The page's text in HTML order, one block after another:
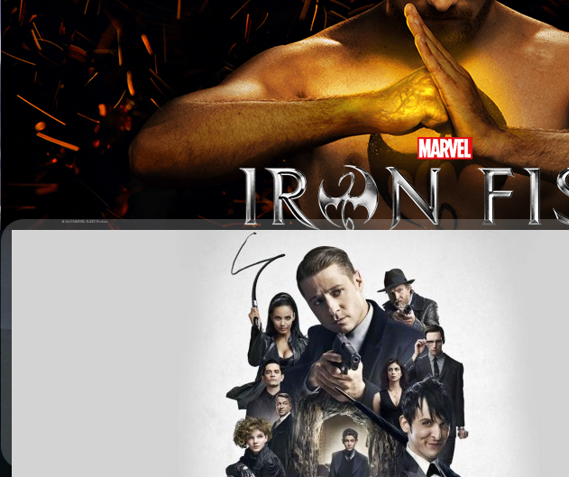
https://www.youtube.com/watch?v=DMlStpZ-MMY สร้างสรรค์โดย: สก็อตต์ บัค (Scott Buck-Dexter,
Rome, Six Feet Under) เหมาะสำหรับ : สาวกซูเปอร์ฮีโรค่ายมาร์เวลและผู้ชื่นชอบหนังหรือซีรีส์ กังฟูแอ็คชัน
ออกอากาศทาง : สตรีมมิ่งซีซันแรกครบ 13 ตอนเมื่อวันที่ 17 มีนาคม 2560 ทาง Netflix หลังหายตัวไปอย่าง
ลึกลับ แดนนี่ แรนด์ (ฟินน์ โจนส์) กลับมานิวยอร์คอีกครั้งเพื่อทวงคืนมรดกของเขาในมือของ วาร์ด มีชุม
(ทอม เพลเฟรย) กับ จอย มีชุม (เจสสิกา สตรูป) หุ้นส่วน แต่สิ่งที่แดนนี่คาดไม่ถึงคือ บริษัท แรนด์ เอ็นเตอร์
ไพรส์ของเขากำลังถูกครอบงำจาก มาดามเกา (ไวชิงโฮ) ผู้นำก๊กหัตถา(The Hand) ศัตรูตัวฉกาจของ เดอะ ดี
เฟนเดอร์ ทำให้แรนด์ต้องรวมพลกับ คอลลีน วิง (เจสสิกา…
Mano Wanawerusit | 3427 days ago
Read More
ผจญภัยเมืองคนบาป..ก่อนมีมนุษย์ค้างคาวใน Gotham ก็อตแธม นครรัตติกาล
สร้างสรรค์โดย : บรูโน เฮลเลอร์ (Bruno Heller- The Mentalist, Rome) ซีรีส์นี้เหมาะสำหรับ :แฟนดีซี
คอมมิค และผู้ชื่นชอบซีรีส์แนวสืบสวน อาชญากรรม และ แฟนตาซี ออกอากาศ : ทางโทรทัศน์ช่อง Fox
และสตรีมมิ่งทาง Iflix และ Netflix ภาพยนตร์ที่เกี่ยวข้อง : Batman Returns (1992), Batman
Forever(1995) และ Batman & Robin(1997) ก็อตแธมไม่มีวันกลับเป็นเหมือนเดิมอีกต่อไป หลังเกิดเหตุ
ฆาตกรรมสะเทือนขวัญ โธมัส และ มาร์ธา เวย์น คู่สามีภรรยามหาเศรษฐี ต่อหน้า บรูซ เวย์น ลูกชายเพียงคน
เดียวของพวกเขา แต่ในเมืองที่คนบาปต่างเย้ยกฎหมายยังมี จิม กอร์ดอน นายตำรวจตงฉินที่ก้าวเข้ามารับผิด
ชอบคดีฆาตกรรมดังกล่าวคู่กับ ฮาร์วีย์ บูลล็อค นายตำรวจมือเก๋า โดยหารู้ไม่ว่ากรมตำรวจก็อตแธมต่างตก
เป็นเบี้ยล่างของอิทธิพลมืดเบื้องหลังอาชญากรตัวฉกาจที่คอยก่อเหตุร้ายในก็อตแธม ทำให้จิม…